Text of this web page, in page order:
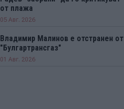
от плажа
05 Авг. 2026
Владимир Малинов е отстранен от
"Булгартрансгаз"
01 Авг. 2026